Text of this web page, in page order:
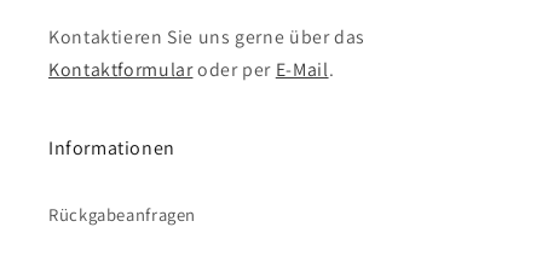
Kontaktieren Sie uns gerne über das
Kontaktformularoder per E-Mail.
Informationen
Rückgabeanfragen